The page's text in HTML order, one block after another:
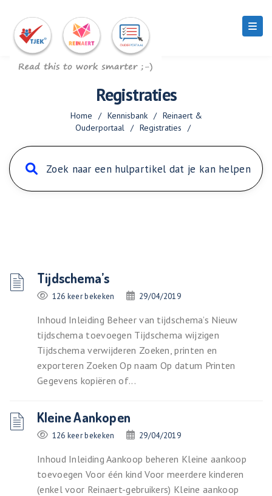
Registraties
Home / Kennisbank / Reinaert &
Ouderportaal / Registraties /
Tijdschema’s
126 keer bekeken 29/04/2019
Inhoud Inleiding Beheer van tijdschema’s Nieuw
tijdschema toevoegen Tijdschema wijzigen
Tijdschema verwijderen Zoeken, printen en
exporteren Zoeken Op naam Op datum Printen
Gegevens kopiëren of...
Kleine Aankopen
126 keer bekeken 29/04/2019
Inhoud Inleiding Aankoop beheren Kleine aankoop
toevoegen Voor één kind Voor meerdere kinderen
(enkel voor Reinaert-gebruikers) Kleine aankoop